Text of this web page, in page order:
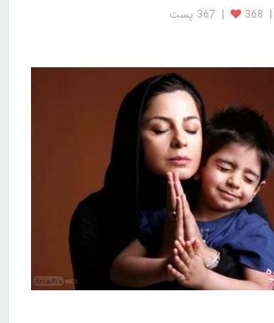
|
368
| 367 پست